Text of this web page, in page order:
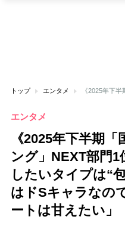
トップ エンタメ
エンタメ
《2025年下半期
ング」NEXT部門1
したいタイプは“
はドSキャラなの
ートは甘えたい」